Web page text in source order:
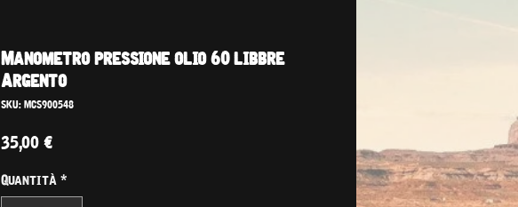
Manometro pressione olio 60 libbre
Argento
SKU: MCS900548
35,00 €Prezzo
Quantità *